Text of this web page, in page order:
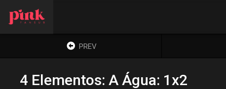
PREV
4 Elementos: A Água: 1x2